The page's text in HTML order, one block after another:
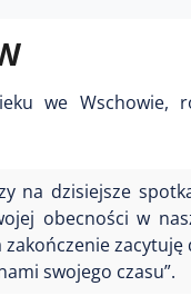
we Wschowie,
na dzisiejsze
obecności w
zacytuję
swojego czasu”.